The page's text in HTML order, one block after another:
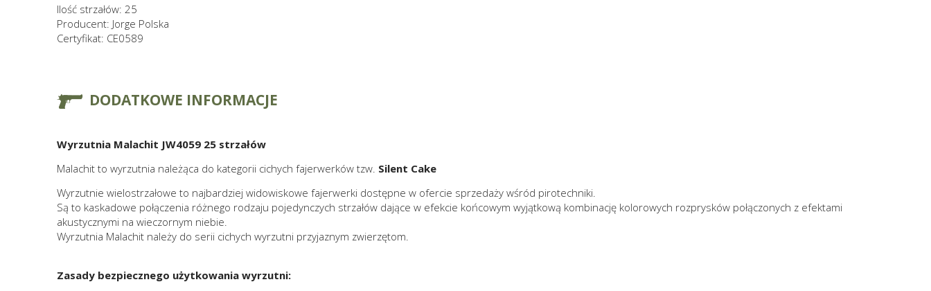
Ilość strzałów: 25
Producent: Jorge Polska
Certyfikat: CE0589
DODATKOWE INFORMACJE
Wyrzutnia Malachit JW4059 25 strzałów
Malachit to wyrzutnia należąca do kategorii cichych fajerwerków tzw. Silent Cake
Wyrzutnie wielostrzałowe to najbardziej widowiskowe fajerwerki dostępne w ofercie sprzedaży wśród pirotechniki.
Są to kaskadowe połączenia różnego rodzaju pojedynczych strzałów dające w efekcie końcowym wyjątkową kombinację kolorowych rozprysków połączonych z efektami
akustycznymi na wieczornym niebie.
Wyrzutnia Malachit należy do serii cichych wyrzutni przyjaznym zwierzętom.
Zasady bezpiecznego użytkowania wyrzutni: